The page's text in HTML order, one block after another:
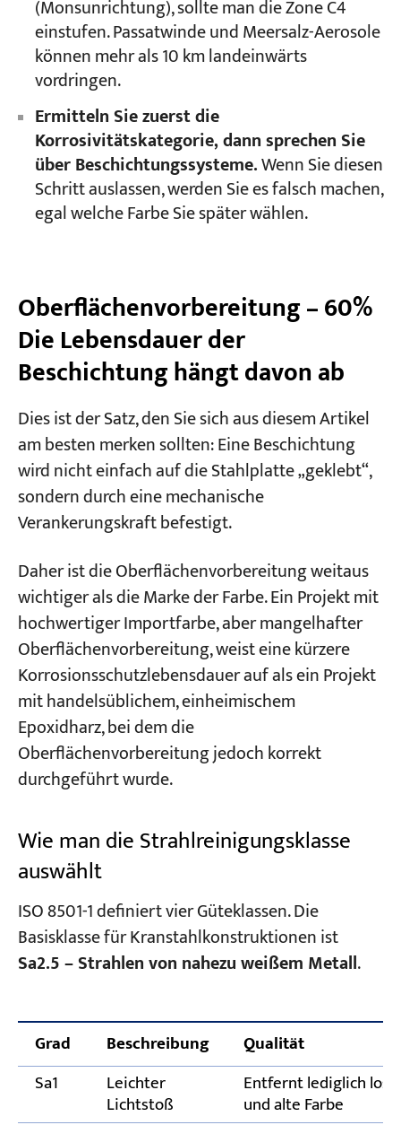
(Monsunrichtung), sollte man die Zone C4
einstufen. Passatwinde und Meersalz-Aerosole
können mehr als 10 km landeinwärts
vordringen.
Ermitteln Sie zuerst die
Korrosivitätskategorie, dann sprechen Sie
über Beschichtungssysteme.Wenn Sie diesen
Schritt auslassen, werden Sie es falsch machen,
egal welche Farbe Sie später wählen.
Oberflächenvorbereitung – 60%
Die Lebensdauer der
Beschichtung hängt davon ab
Dies ist der Satz, den Sie sich aus diesem Artikel
am besten merken sollten: Eine Beschichtung
wird nicht einfach auf die Stahlplatte „geklebt“,
sondern durch eine mechanische
Verankerungskraft befestigt.
Daher ist die Oberflächenvorbereitung weitaus
wichtiger als die Marke der Farbe. Ein Projekt mit
hochwertiger Importfarbe, aber mangelhafter
Oberflächenvorbereitung, weist eine kürzere
Korrosionsschutzlebensdauer auf als ein Projekt
mit handelsüblichem, einheimischem
Epoxidharz, bei dem die
Oberflächenvorbereitung jedoch korrekt
durchgeführt wurde.
Wie man die Strahlreinigungsklasse
auswählt
ISO 8501-1 definiert vier Güteklassen. Die
Basisklasse für Kranstahlkonstruktionen ist
Sa2.5 – Strahlen von nahezu weißem Metall.
Grad Beschreibung
Qualität
Sa1
Leichter
Lichtstoß
Entfernt lediglich
und alte Farbe